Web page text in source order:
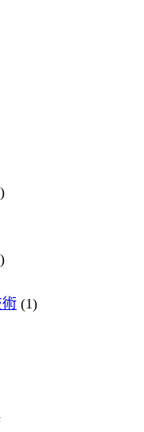
(1)